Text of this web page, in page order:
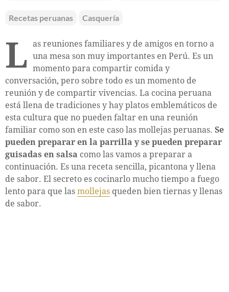
Recetas peruanas Casquería
L as reuniones familiares y de amigos en torno a
una mesa son muy importantes en Perú. Es un
momento para compartir comida y
conversación, pero sobre todo es un momento de
reunión y de compartir vivencias. La cocina peruana
está llena de tradiciones y hay platos emblemáticos de
esta cultura que no pueden faltar en una reunión
familiar como son en este caso las mollejas peruanas. Se
pueden preparar en la parrilla y se pueden preparar
guisadas en salsa como las vamos a preparar a
continuación. Es una receta sencilla, picantona y llena
de sabor. El secreto es cocinarlo mucho tiempo a fuego
lento para que las mollejas queden bien tiernas y llenas
de sabor.